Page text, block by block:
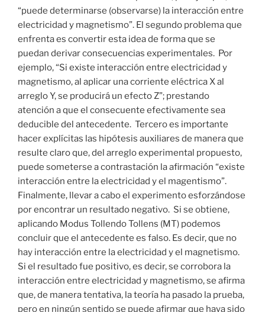
“puede determinarse (observarse) la interacción entre
electricidad y magnetismo”. El segundo problema que
enfrenta es convertir esta idea de forma que se
puedan derivar consecuencias experimentales. Por
ejemplo, “Si existe interacción entre electricidad y
magnetismo, al aplicar una corriente eléctrica X al
arreglo Y, se producirá un efecto Z”; prestando
atención a que el consecuente efectivamente sea
deducible del antecedente. Tercero es importante
hacer explícitas las hipótesis auxiliares de manera que
resulte claro que, del arreglo experimental propuesto,
puede someterse a contrastación la afirmación “existe
interacción entre la electricidad y el magentismo”.
Finalmente, llevar a cabo el experimento esforzándose
por encontrar un resultado negativo. Si se obtiene,
aplicando Modus Tollendo Tollens (MT) podemos
concluir que el antecedente es falso. Es decir, que no
hay interacción entre la electricidad y el magnetismo.
Si el resultado fue positivo, es decir, se corrobora la
interacción entre electricidad y magnetismo, se afirma
que, de manera tentativa, la teoría ha pasado la prueba,
pero en ningún sentido se puede afirmar que haya sido